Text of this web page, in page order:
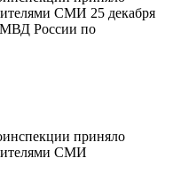
СМИ 25 декабря
России по
приняло
СМИ